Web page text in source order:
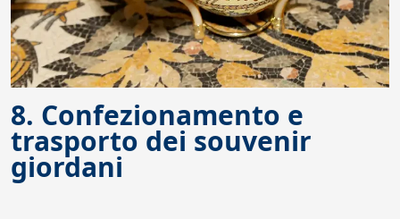
8. Confezionamento e
trasporto dei souvenir
giordani